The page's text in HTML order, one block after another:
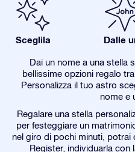
Sceglila Dalle
Dai un nome a una stella
bellissime opzioni regalo
Personalizza il tuo astro
nome e
Regalare una stella
per festeggiare un
nel giro di pochi minuti, potrai
Register, individuarla con